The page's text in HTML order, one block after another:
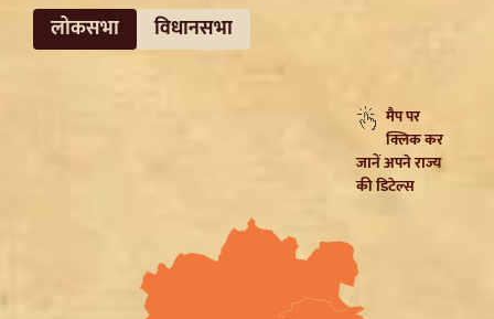
पर लद्दाख, LG ने PM Modi और Amit Shah का जताया
लोकसभा विधानसभा
मैप पर
क्लिक कर
जानें अपने राज्य
की डिटेल्स